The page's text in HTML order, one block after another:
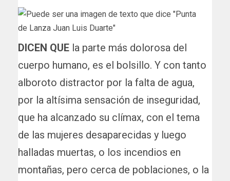
DICEN QUE la parte más dolorosa del
cuerpo humano, es el bolsillo. Y con tanto
alboroto distractor por la falta de agua,
por la altísima sensación de inseguridad,
que ha alcanzado su clímax, con el tema
de las mujeres desaparecidas y luego
halladas muertas, o los incendios en
montañas, pero cerca de poblaciones, o la